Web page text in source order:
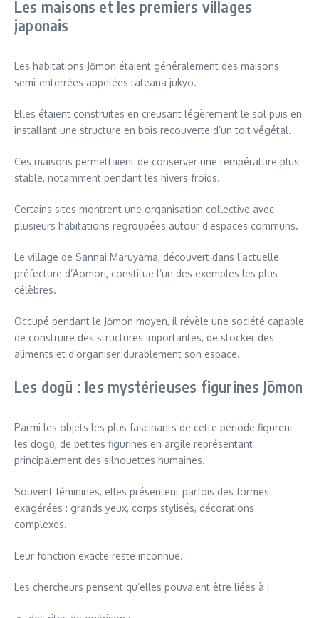
Les maisons et les premiers villages
japonais
Les habitations Jōmon étaient généralement des maisons
semi-enterrées appelées tateana jukyo.
Elles étaient construites en creusant légèrement le sol puis en
installant une structure en bois recouverte d’un toit végétal.
Ces maisons permettaient de conserver une température plus
stable, notamment pendant les hivers froids.
Certains sites montrent une organisation collective avec
plusieurs habitations regroupées autour d’espaces communs.
Le village de Sannai Maruyama, découvert dans l’actuelle
préfecture d’Aomori, constitue l’un des exemples les plus
célèbres.
Occupé pendant le Jōmon moyen, il révèle une société capable
de construire des structures importantes, de stocker des
aliments et d’organiser durablement son espace.
Les dogū : les mystérieuses figurines Jōmon
Parmi les objets les plus fascinants de cette période figurent
les dogū, de petites figurines en argile représentant
principalement des silhouettes humaines.
Souvent féminines, elles présentent parfois des formes
exagérées : grands yeux, corps stylisés, décorations
complexes.
Leur fonction exacte reste inconnue.
Les chercheurs pensent qu’elles pouvaient être liées à :